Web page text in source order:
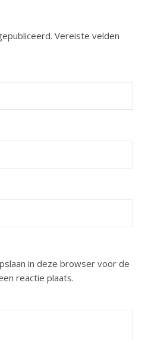
Vereiste velden
in deze browser voor de
reactie plaats.